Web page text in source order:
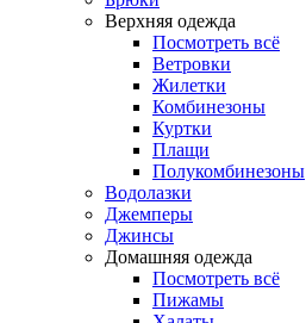
Верхняя одежда
Посмотреть всё
Ветровки
Жилетки
Комбинезоны
Куртки
Плащи
Полукомбинезоны
Водолазки
Джемперы
Джинсы
Домашняя одежда
Посмотреть всё
Пижамы